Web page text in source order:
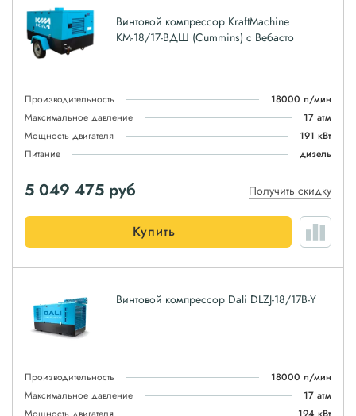
Винтовой компрессор KraftMachine
КМ-18/17-ВДШ (Cummins) с Вебасто
Производительность
18000 л/мин
Максимальное давление
17 атм
Мощность двигателя
191 кВт
Питание
дизель
5 049 475 руб Получить скидку
Купить
Винтовой компрессор Dali DLZJ-18/17B-Y
Производительность
18000 л/мин
Максимальное давление
17 атм